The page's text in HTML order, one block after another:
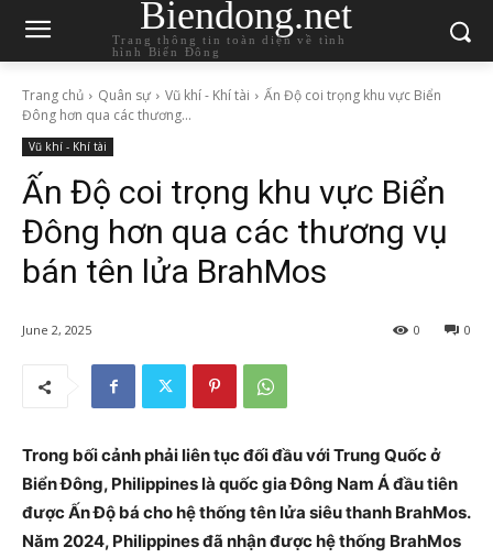
Biendong.net
Trang thông tin toàn diện về tình
hình Biển Đông
Trang chủ Quân sự Vũ khí - Khí tài
Ấn Độ coi trọng khu vực Biển
Đông hơn qua các thương...
Vũ khí - Khí tài
Ấn Độ coi trọng khu vực Biển
Đông hơn qua các thương vụ
bán tên lửa BrahMos
June 2, 2025 0
0
Trong bối cảnh phải liên tục đối đầu với Trung Quốc ở
Biển Đông, Philippines là quốc gia Đông Nam Á đầu tiên
được Ấn Độ bá cho hệ thống tên lửa siêu thanh BrahMos.
Năm 2024, Philippines đã nhận được hệ thống BrahMos